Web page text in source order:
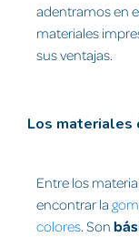
adentramos en
materiales
sus ventajas.
Los materiales
Entre los
encontrar la
colores . Son